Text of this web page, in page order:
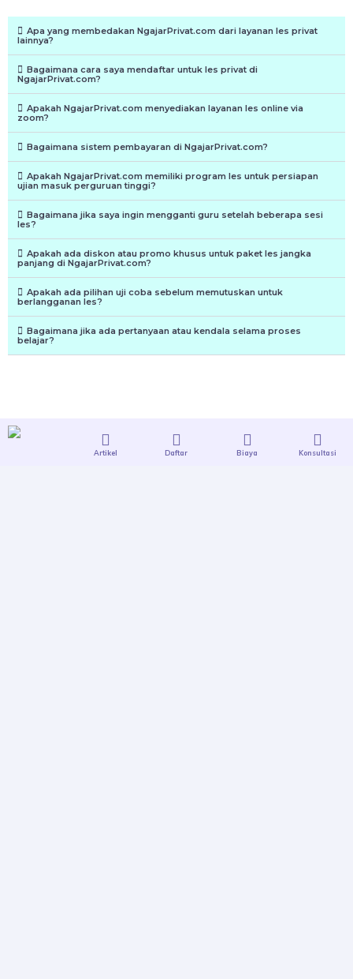
Apa yang membedakan NgajarPrivat.com dari layanan les privat
lainnya?
Bagaimana cara saya mendaftar untuk les privat di
NgajarPrivat.com?
Apakah NgajarPrivat.com menyediakan layanan les online via
zoom?
Bagaimana sistem pembayaran di NgajarPrivat.com?
Apakah NgajarPrivat.com memiliki program les untuk persiapan
ujian masuk perguruan tinggi?
Bagaimana jika saya ingin mengganti guru setelah beberapa sesi
les?
Apakah ada diskon atau promo khusus untuk paket les jangka
panjang di NgajarPrivat.com?
Apakah ada pilihan uji coba sebelum memutuskan untuk
berlangganan les?
Bagaimana jika ada pertanyaan atau kendala selama proses
belajar?
Artikel Daftar Biaya Konsultasi